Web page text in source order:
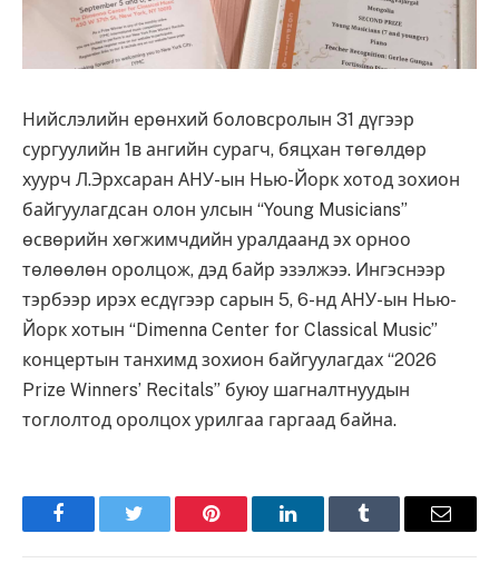
Нийслэлийн ерөнхий боловсролын 31 дүгээр
сургуулийн 1в ангийн сурагч, бяцхан төгөлдөр
хуурч Л.Эрхсаран АНУ-ын Нью-Йорк хотод зохион
байгуулагдсан олон улсын “Young Musicians”
өсвөрийн хөгжимчдийн уралдаанд эх орноо
төлөөлөн оролцож, дэд байр эзэлжээ. Ингэснээр
тэрбээр ирэх есдүгээр сарын 5, 6-нд АНУ-ын Нью-
Йорк хотын “Dimenna Center for Classical Music”
концертын танхимд зохион байгуулагдах “2026
Prize Winners’ Recitals” буюу шагналтнуудын
тоглолтод оролцох урилгаа гаргаад байна.
FacebookTwitter Pinterest LinkedInTumblr Имэйл